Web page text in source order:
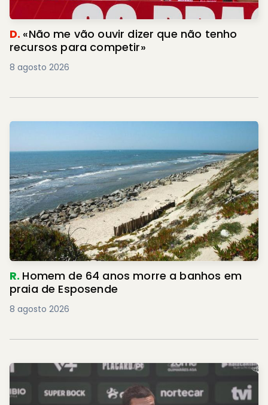
D. «Não me vão ouvir dizer que não tenho
recursos para competir»
8 agosto 2026
R. Homem de 64 anos morre a banhos em
praia de Esposende
8 agosto 2026